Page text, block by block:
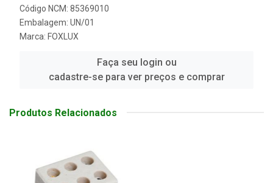
Código NCM: 85369010
Embalagem: UN/01
Marca: FOXLUX
Faça seu login ou
cadastre-se para ver preços e comprar
Produtos Relacionados